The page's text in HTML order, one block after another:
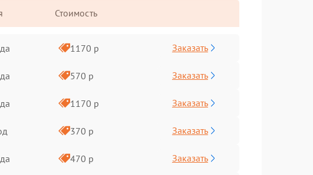
Стоимость
1170 р Заказать
570 р Заказать
1170 р Заказать
370 р Заказать
470 р Заказать